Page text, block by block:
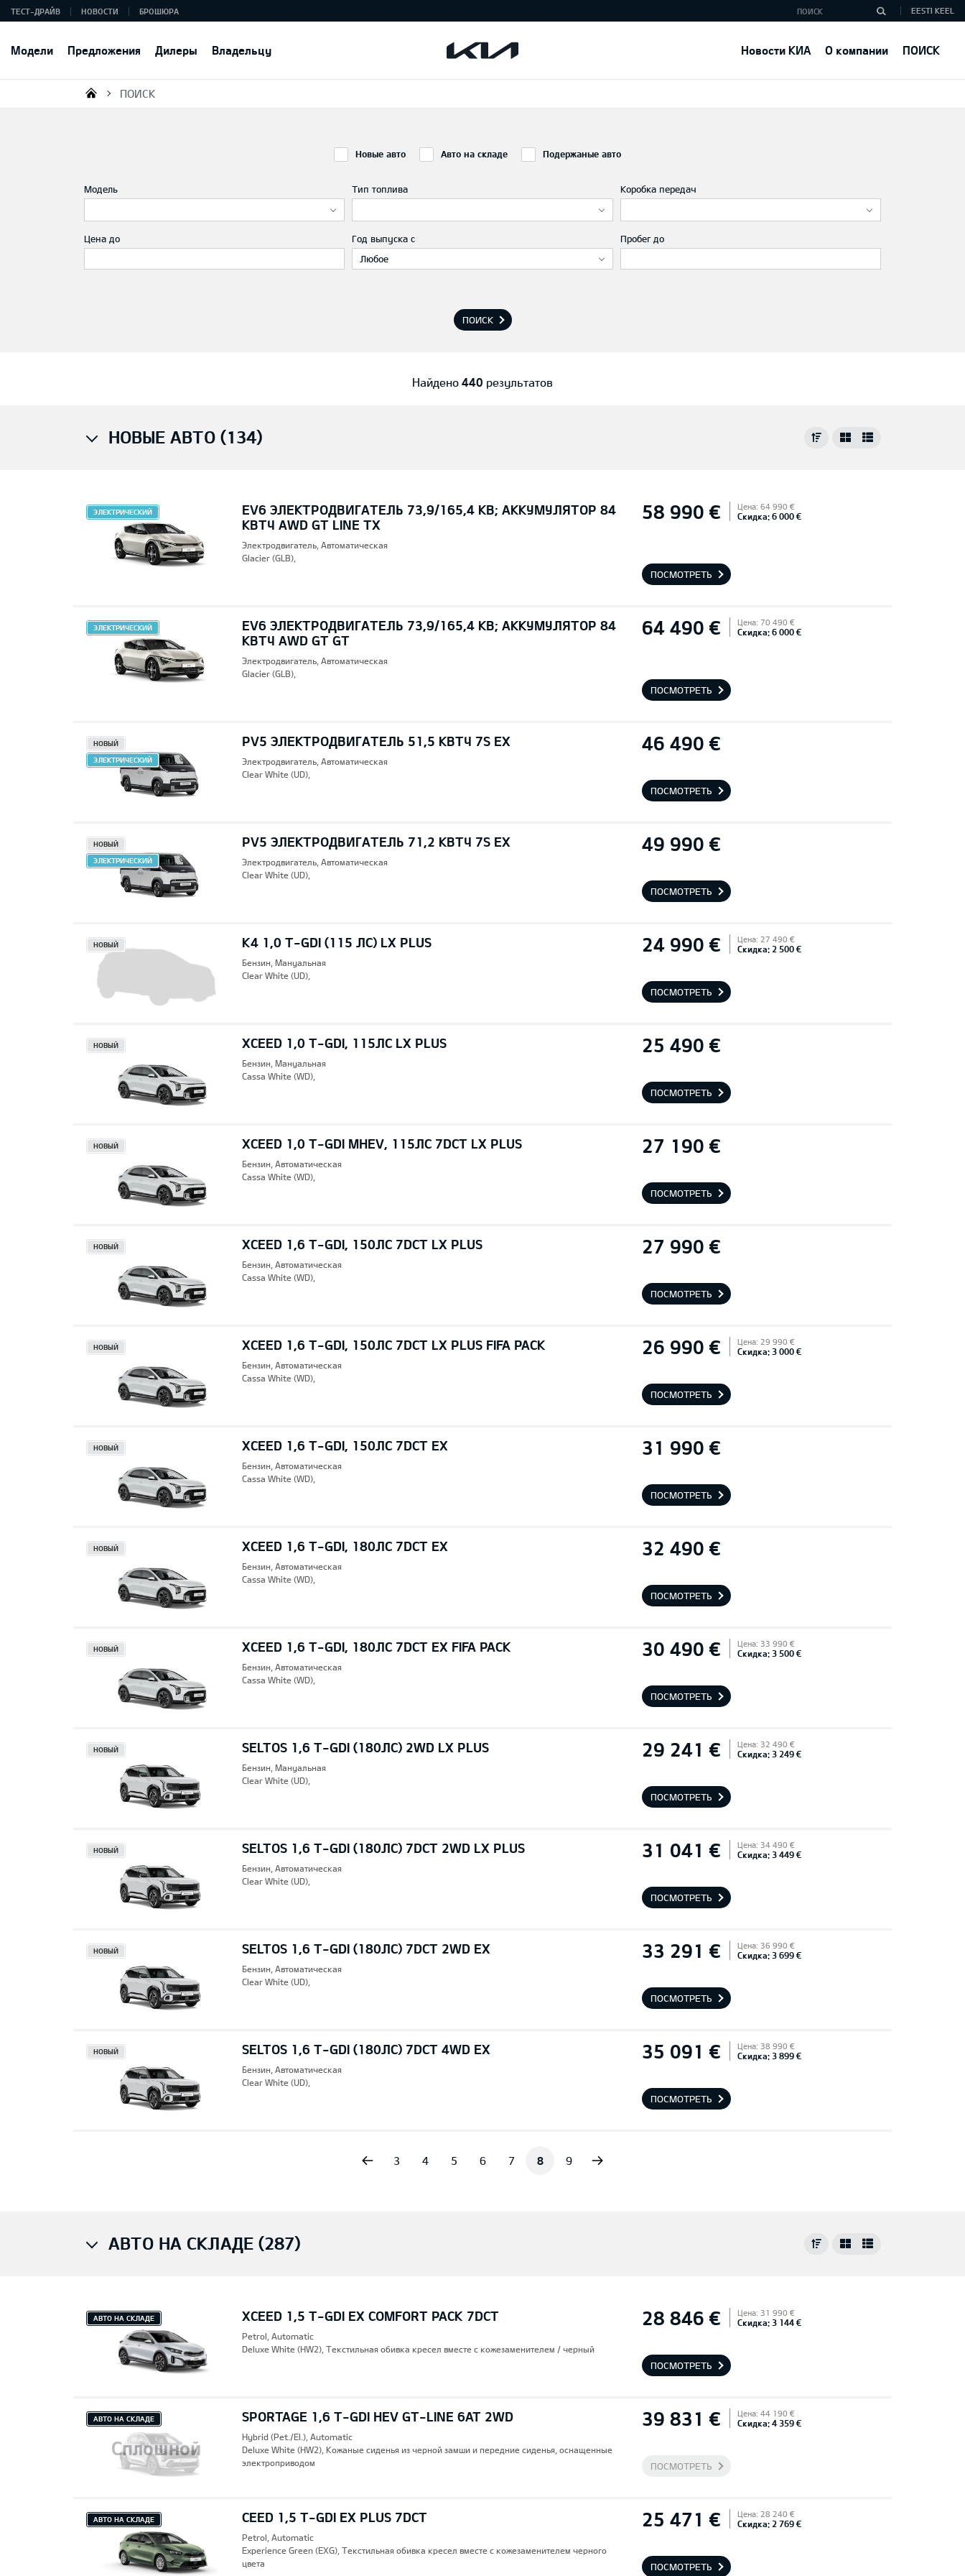
Модели Предложения Дилеры Владельцу Новости КИА О компании ПОИСК
ТЕСТ-ДРАЙВ НОВОСТИ БРОШЮРА EESTI KEEL
KIA AUTO AS
ПОИСК
Новые авто Авто на складе Подержаные авто
Модель Тип топлива Коробка передач
Цена до
Год выпуска с
Любое
Пробег до
ПОИСК
Найдено 440 результатов
НОВЫЕ АВТО (134)
EV6 ЭЛЕКТРОДВИГАТЕЛЬ 73,9/165,4 КВ; AККУМУЛЯТОР 84
КВТЧ AWD GT LINE TX
58 990 € Цена: 64 990 €
Скидка: 6 000 €
ЭЛЕКТРИЧЕСКИЙ
Электродвигатель, Автоматическая
Glacier (GLB),
ПОСМОТРЕТЬ
EV6 ЭЛЕКТРОДВИГАТЕЛЬ 73,9/165,4 КВ; AККУМУЛЯТОР 84
КВТЧ AWD GT GT
64 490 € Цена: 70 490 €
Скидка: 6 000 €
ЭЛЕКТРИЧЕСКИЙ
Электродвигатель, Автоматическая
Glacier (GLB),
ПОСМОТРЕТЬ
PV5 ЭЛЕКТРОДВИГАТЕЛЬ 51,5 КВТЧ 7S EX 46 490 €
НОВЫЙ
ЭЛЕКТРИЧЕСКИЙ
Электродвигатель, Автоматическая
Clear White (UD),
ПОСМОТРЕТЬ
PV5 ЭЛЕКТРОДВИГАТЕЛЬ 71,2 КВТЧ 7S EX 49 990 €
НОВЫЙ
ЭЛЕКТРИЧЕСКИЙ
Электродвигатель, Автоматическая
Clear White (UD),
ПОСМОТРЕТЬ
K4 1,0 T-GDI (115 ЛС) LX PLUS 24 990 € Цена: 27 490 €
Скидка: 2 500 €
НОВЫЙ
Бензин, Mануальная
Clear White (UD),
ПОСМОТРЕТЬ
XCEED 1,0 T-GDI, 115ЛС LX PLUS 25 490 €
НОВЫЙ
Бензин, Mануальная
Cassa White (WD),
ПОСМОТРЕТЬ
XCEED 1,0 T-GDI MHEV, 115ЛС 7DCT LX PLUS 27 190 €
НОВЫЙ
Бензин, Автоматическая
Cassa White (WD),
ПОСМОТРЕТЬ
XCEED 1,6 T-GDI, 150ЛС 7DCT LX PLUS 27 990 €
НОВЫЙ
Бензин, Автоматическая
Cassa White (WD),
ПОСМОТРЕТЬ
XCEED 1,6 T-GDI, 150ЛС 7DCT LX PLUS FIFA PACK 26 990 € Цена: 29 990 €
Скидка: 3 000 €
НОВЫЙ
Бензин, Автоматическая
Cassa White (WD),
ПОСМОТРЕТЬ
XCEED 1,6 T-GDI, 150ЛС 7DCT EX 31 990 €
НОВЫЙ
Бензин, Автоматическая
Cassa White (WD),
ПОСМОТРЕТЬ
XCEED 1,6 T-GDI, 180ЛС 7DCT EX 32 490 €
НОВЫЙ
Бензин, Автоматическая
Cassa White (WD),
ПОСМОТРЕТЬ
XCEED 1,6 T-GDI, 180ЛС 7DCT EX FIFA PACK 30 490 € Цена: 33 990 €
Скидка: 3 500 €
НОВЫЙ
Бензин, Автоматическая
Cassa White (WD),
ПОСМОТРЕТЬ
SELTOS 1,6 T-GDI (180ЛС) 2WD LX PLUS 29 241 € Цена: 32 490 €
Скидка: 3 249 €
НОВЫЙ
Бензин, Mануальная
Clear White (UD),
ПОСМОТРЕТЬ
SELTOS 1,6 T-GDI (180ЛС) 7DCT 2WD LX PLUS 31 041 € Цена: 34 490 €
Скидка: 3 449 €
НОВЫЙ
Бензин, Автоматическая
Clear White (UD),
ПОСМОТРЕТЬ
SELTOS 1,6 T-GDI (180ЛС) 7DCT 2WD EX 33 291 € Цена: 36 990 €
Скидка: 3 699 €
НОВЫЙ
Бензин, Автоматическая
Clear White (UD),
ПОСМОТРЕТЬ
SELTOS 1,6 T-GDI (180ЛС) 7DCT 4WD EX 35 091 € Цена: 38 990 €
Скидка: 3 899 €
НОВЫЙ
Бензин, Автоматическая
Clear White (UD),
ПОСМОТРЕТЬ
3 4 5 6 7 8 9
АВТО НА СКЛАДЕ (287)
XCEED 1,5 T-GDI EX COMFORT PACK 7DCT 28 846 € Цена: 31 990 €
Скидка: 3 144 €
АВТО НА СКЛАДЕ
Petrol, Automatic
Deluxe White (HW2), Текстильная обивка кресел вместе с кожезаменителем / черный
ПОСМОТРЕТЬ
SPORTAGE 1,6 T-GDI HEV GT-LINE 6AT 2WD
Сплошной
39 831 € Цена: 44 190 €
Скидка: 4 359 €
АВТО НА СКЛАДЕ
Hybrid (Pet./El.), Automatic
Deluxe White (HW2), Кожаные сиденья из черной замши и передние сиденья, оснащенные
электроприводом
ПОСМОТРЕТЬ
CEED 1,5 T-GDI EX PLUS 7DCT 25 471 € Цена: 28 240 €
Скидка: 2 769 €
АВТО НА СКЛАДЕ
Petrol, Automatic
Experience Green (EXG), Текстильная обивка кресел вместе с кожезаменителем черного
цвета
ПОСМОТРЕТЬ